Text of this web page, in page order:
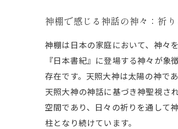
神棚で感じる神話の神々：祈
神棚は日本の家庭において、神々
『日本書紀』に登場する神々が
存在です。天照大神は太陽の神で
天照大神の神話に基づき神聖視さ
空間であり、日々の祈りを通して
柱となり続けています。